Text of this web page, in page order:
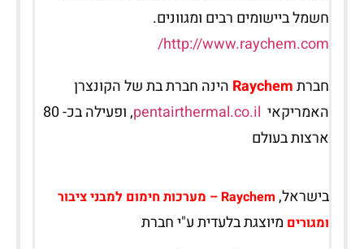
חשמל ביישומים רבים ומגוונים.
http://www.raychem.com/
חברתRaychem הינה חברת בת של הקונצרן
האמריקאי pentairthermal.co.il
, ופעילה בכ- 80
ארצות בעולם
בישראל, Raychem
– מערכות חימום למבני ציבור
ומגורים מיוצגת בלעדית ע"י חברת